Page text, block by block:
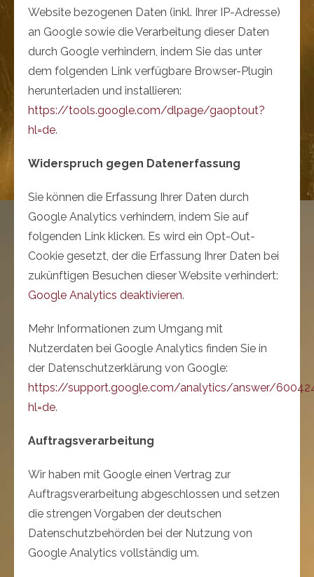
Website bezogenen Daten (inkl. Ihrer IP-Adresse)
an Google sowie die Verarbeitung dieser Daten
durch Google verhindern, indem Sie das unter
dem folgenden Link verfügbare Browser-Plugin
herunterladen und installieren:
https://tools.google.com/dlpage/gaoptout?
hl=de.
Widerspruch gegen Datenerfassung
Sie können die Erfassung Ihrer Daten durch
Google Analytics verhindern, indem Sie auf
folgenden Link klicken. Es wird ein Opt-Out-
Cookie gesetzt, der die Erfassung Ihrer Daten bei
zukünftigen Besuchen dieser Website verhindert:
Google Analytics deaktivieren.
Mehr Informationen zum Umgang mit
Nutzerdaten bei Google Analytics finden Sie in
der Datenschutzerklärung von Google:
https://support.google.com/analytics/answer/
hl=de.
Auftragsverarbeitung
Wir haben mit Google einen Vertrag zur
Auftragsverarbeitung abgeschlossen und setzen
die strengen Vorgaben der deutschen
Datenschutzbehörden bei der Nutzung von
Google Analytics vollständig um.